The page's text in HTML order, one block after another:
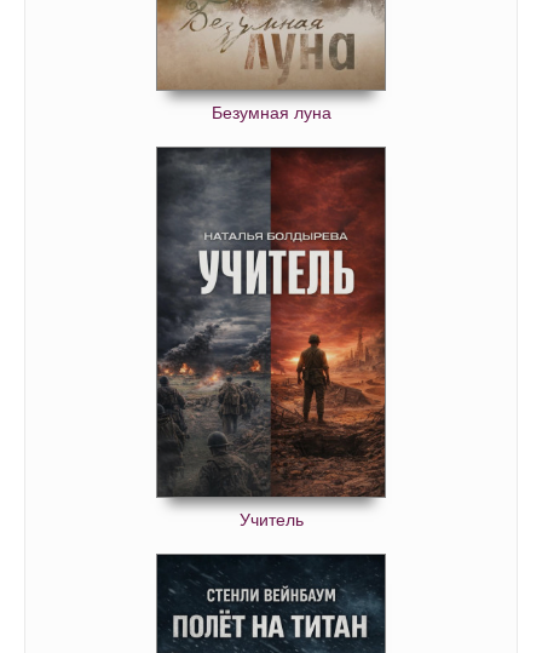
Безумная луна
Учитель